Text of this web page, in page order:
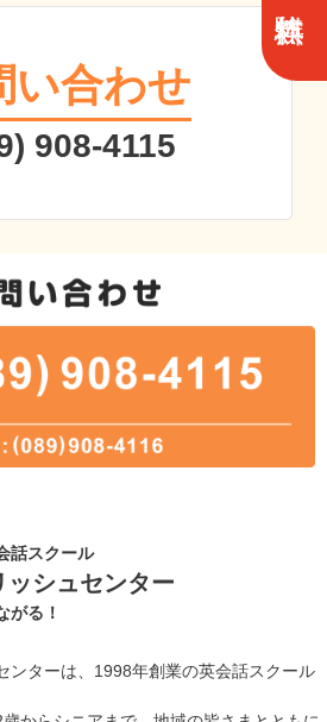
い合わせ
908-4115
話スクール
ッシュセンター
がる！
ンターは、1998年創業の英会話スクール